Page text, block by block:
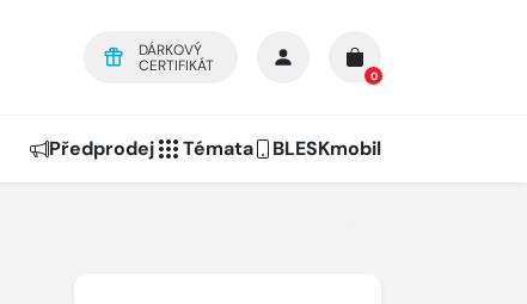
DÁRKOVÝ
CERTIFIKÁT
0
Předprodej Témata BLESKmobil